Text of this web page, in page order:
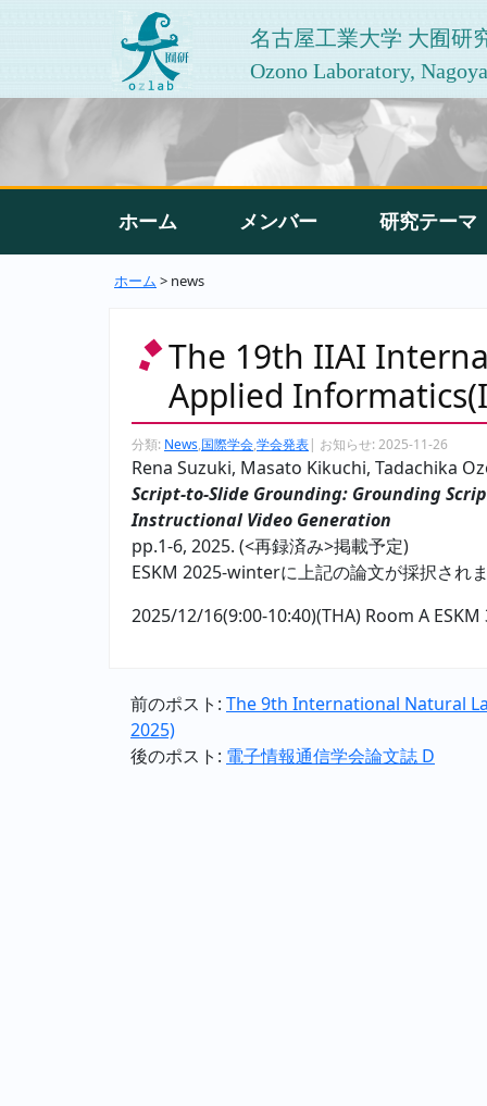
名古屋工業大学 大囿研
Ozono Laboratory,
ホーム メンバー 研究テーマ
ホーム > news
The 19th IIAI
Applied
分類: News,国際学会,学会発表| お知らせ: 2025-11-26
Rena Suzuki, Masato Kikuchi, Tadachika
Script-to-Slide Grounding: Grounding
Instructional Video Generation
pp.1-6, 2025. (<再録済み>掲載予定)
ESKM 2025-winterに上記の論文が採択され
2025/12/16(9:00-10:40)(THA) Room A ESKM
前のポスト: The 9th International Natural
2025)
後のポスト: 電子情報通信学会論文誌 D